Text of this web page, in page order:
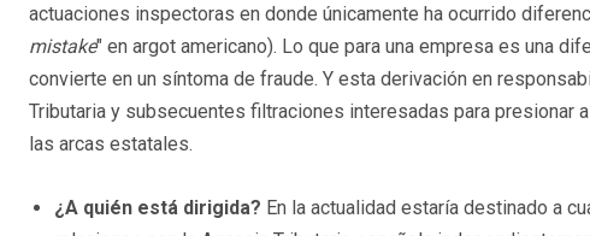
actuaciones inspectoras en donde únicamente ha ocurrido
mistake" en argot americano). Lo que para una empresa es una
convierte en un síntoma de fraude. Y esta derivación en
Tributaria y subsecuentes filtraciones interesadas para presionar
las arcas estatales.
¿A quién está dirigida? En la actualidad estaría destinado a